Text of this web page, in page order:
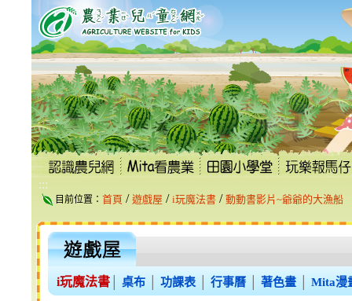
到
主
要
內
容
區
塊
:::
目前位置： 首頁 / 遊戲屋 / i玩魔法書 / 動動書影片~爺爺的大漁船
i玩魔法書 桌布 功課表 行事曆 著色畫 Mita漫